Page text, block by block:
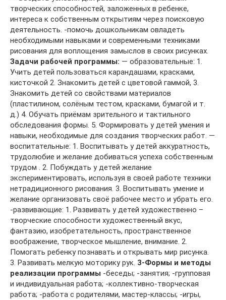
творческих способностей, заложенных в ребенке,
интереса к собственным открытиям через поисковую
деятельность. -помочь дошкольникам овладеть
необходимыми навыками и современными техниками
рисования для воплощения замыслов в своих рисунках.
Задачи рабочей программы: — образовательные: 1.
Учить детей пользоваться карандашами, красками,
кисточкой 2. Знакомить детей с цветовой гаммой, 3.
Знакомить детей со свойствами материалов
(пластилином, солёным тестом, красками, бумагой и т.
д.) 4. Обучать приёмам зрительного и тактильного
обследования формы. 5. Формировать у детей умения и
навыки, необходимые для создания творческих работ. —
воспитательные: 1. Воспитывать у детей аккуратность,
трудолюбие и желание добиваться успеха собственным
трудом . 2. Побуждать у детей желание
экспериментировать, используя в своей работе техники
нетрадиционного рисования. 3. Воспитывать умение и
желание организовать своё рабочее место и убрать его.
-развивающие: 1. Развивать у детей художественно –
творческие способности художественный вкус,
фантазию, изобретательность, пространственное
воображение, творческое мышление, внимание. 2.
Помогать ребенку познавать и открывать мир рисунка.
3. Развивать мелкую моторику рук. 3-Формы и методы
реализации программы -беседы; -занятия; -групповая
и индивидуальная работа; -коллективно-творческая
работа; -работа с родителями, мастер-классы; -игры,